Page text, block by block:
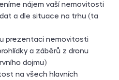
nájem vaší nemovitosti
a dle situace na trhu (ta
prezentaci nemovitosti
a záběrů z dronu
dojmu)
na všech hlavních